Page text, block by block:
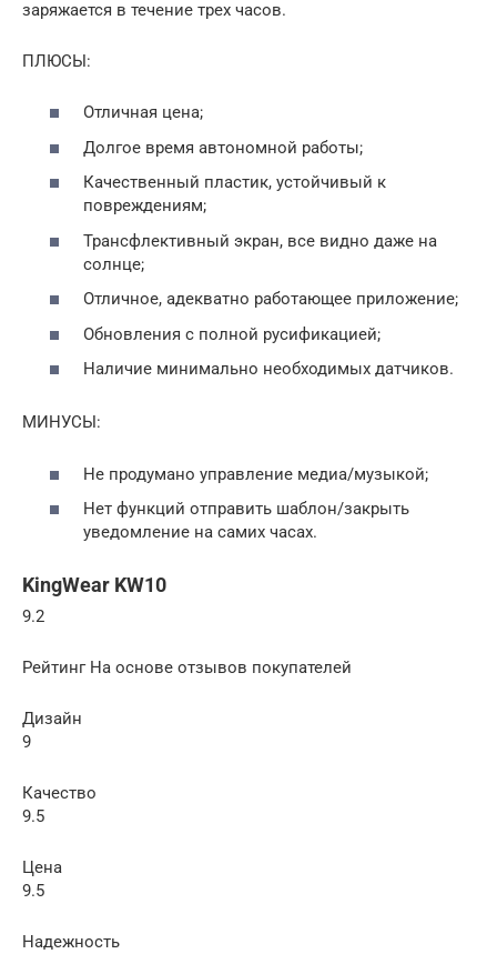
заряжается в течение трех часов.
ПЛЮСЫ:
Отличная цена;
Долгое время автономной работы;
Качественный пластик, устойчивый к
повреждениям;
Трансфлективный экран, все видно даже на
солнце;
Отличное, адекватно работающее приложение;
Обновления с полной русификацией;
Наличие минимально необходимых датчиков.
МИНУСЫ:
Не продумано управление медиа/музыкой;
Нет функций отправить шаблон/закрыть
уведомление на самих часах.
KingWear KW10
9.2
Рейтинг На основе отзывов покупателей
Дизайн
9
Качество
9.5
Цена
9.5
Надежность